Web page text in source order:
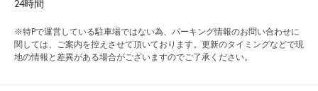
24時間
※特Pで運営している駐車場ではない為、パーキング情報のお問い合わせに
関しては、ご案内を控えさせて頂いております。更新のタイミングなどで現
地の情報と差異がある場合がございますのでご了承ください。